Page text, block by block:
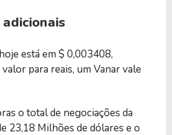
está em $ 0,003408,
para reais, um Vanar vale
o total de negociações da
23,18 Milhões de dólares e o